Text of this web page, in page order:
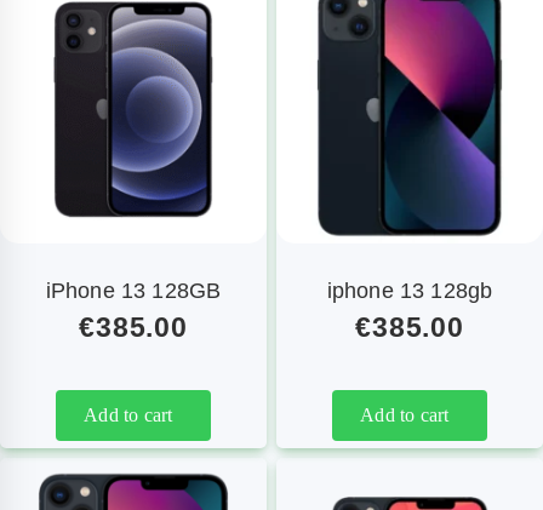
iPhone 13 128GB
€385.00
Add to cart
iphone 13 128gb
€385.00
Add to cart